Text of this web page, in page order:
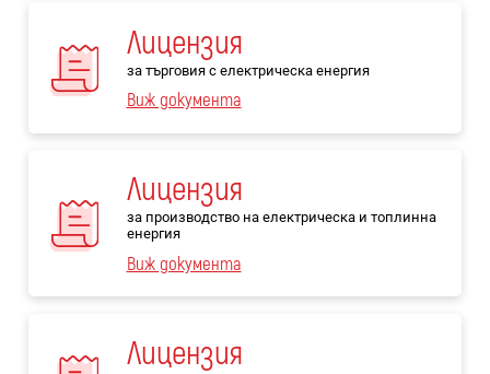
Лицензия
за търговия с електрическа енергия
Виж документа
Лицензия
за производство на електрическа и топлинна
енергия
Виж документа
Лицензия